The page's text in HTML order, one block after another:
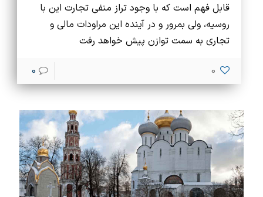
قابل فهم است که با وجود تراز منفی تجارت این با
روسیه، ولی بمرور و در آینده این مراودات مالی و
تجاری به سمت توازن پیش خواهد رفت
0
0